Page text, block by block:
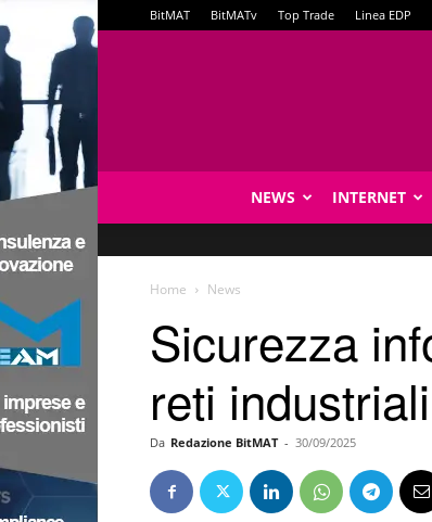
BitMAT BitMATv Top Trade Linea EDP
NEWS INTERNET
Home News
Sicurezza
reti industriali
Da Redazione BitMAT - 30/09/2025